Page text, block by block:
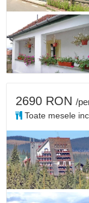
2690 RON /
Toate mesele